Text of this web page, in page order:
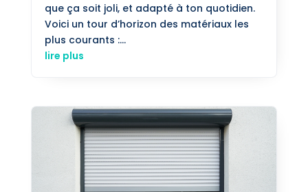
que ça soit joli, et adapté à ton quotidien.
Voici un tour d’horizon des matériaux les
plus courants :...
lire plus